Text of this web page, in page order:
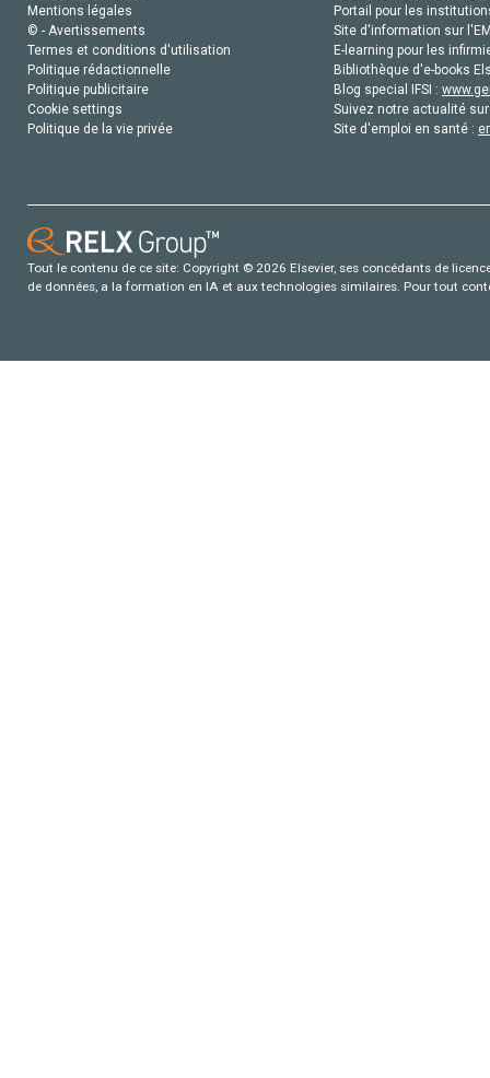
Mentions légales
© - Avertissements
Termes et conditions d'utilisation
Politique rédactionnelle
Politique publicitaire
Cookie settings
Politique de la vie privée
Portail pour les
Site d'information sur
E-learning pour les
Bibliothèque d'e-books
Blog special IFSI :
Suivez notre actualité
Site d'emploi en santé :
Tout le contenu de ce site: Copyright © 2026 Elsevier, ses concédants de
de données, a la formation en IA et aux technologies similaires. Pour tout